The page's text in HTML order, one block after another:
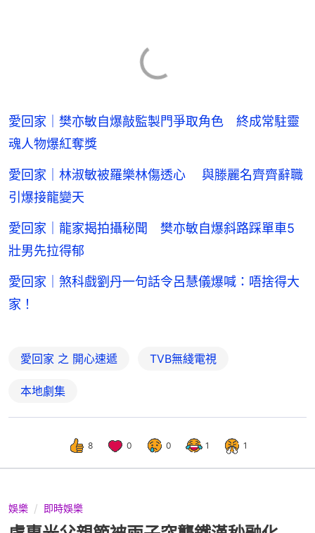
愛回家｜樊亦敏自爆敲監製門爭取角色 終成常駐靈
魂人物爆紅奪獎
愛回家｜林淑敏被羅樂林傷透心 與滕麗名齊齊辭職
引爆接龍變天
愛回家｜龍家揭拍攝秘聞 樊亦敏自爆斜路踩單車5
壯男先拉得郁
愛回家｜煞科戲劉丹一句話令呂慧儀爆喊：唔捨得大
家！
愛回家 之 開心速遞 TVB無綫電視
本地劇集
8 0 0 1 1
娛樂 即時娛樂